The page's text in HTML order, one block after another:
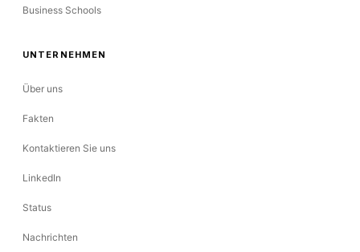
Business Schools
UNTERNEHMEN
Über uns
Fakten
Kontaktieren Sie uns
LinkedIn
Status
Nachrichten